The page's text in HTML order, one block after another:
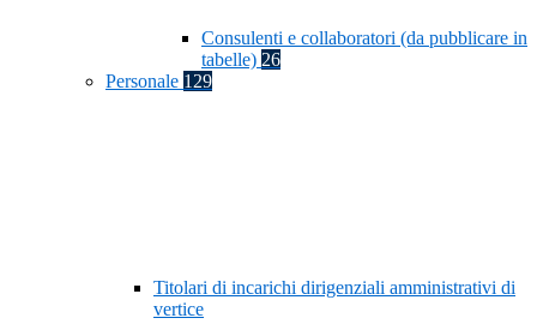
Consulenti e collaboratori (da pubblicare in
tabelle) 26
Personale 129
Titolari di incarichi dirigenziali amministrativi di
vertice